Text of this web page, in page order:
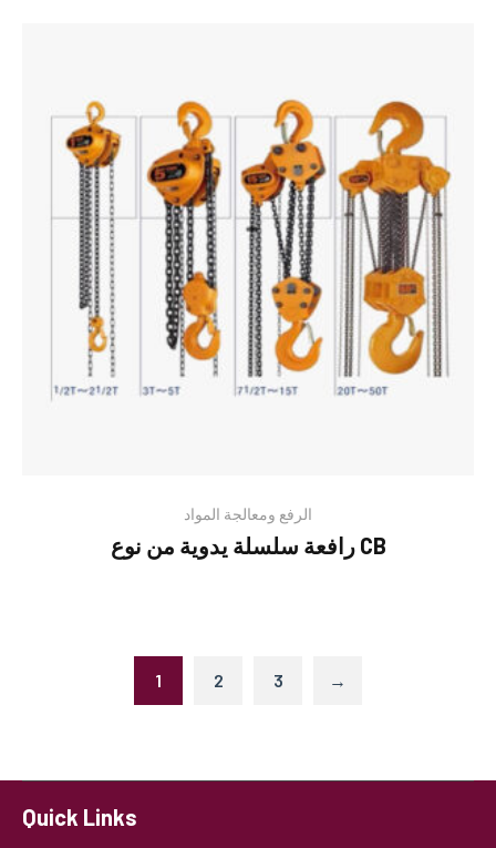
الرفع ومعالجة المواد
رافعة سلسلة يدوية من نوع CB
1 2 3 →
Quick Links